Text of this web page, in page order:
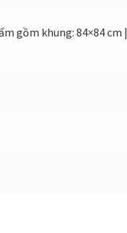
gồm khung: 84×84 cm |